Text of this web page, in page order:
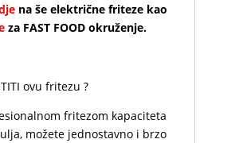
na še električne friteze kao
za FAST FOOD okruženje.
ovu fritezu ?
fritezom kapaciteta
možete jednostavno i brzo